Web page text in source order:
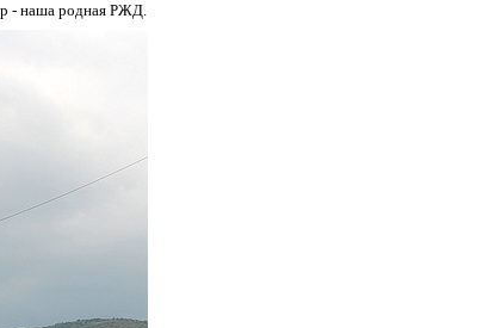
- наша родная РЖД.